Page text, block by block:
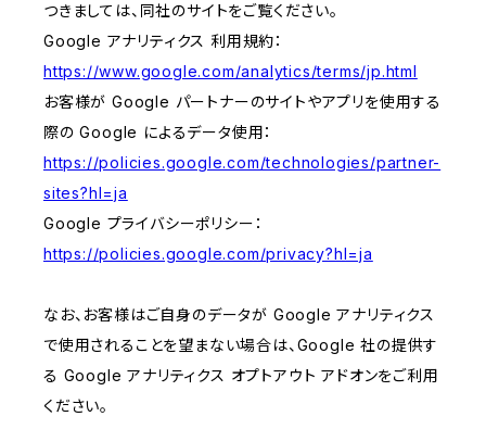
つきましては、同社のサイトをご覧ください。
Google アナリティクス 利用規約：
https://www.google.com/analytics/terms/jp.html
お客様が Google パートナーのサイトやアプリを使用する
際の Google によるデータ使用：
https://policies.google.com/technologies/partner-
sites?hl=ja
Google プライバシーポリシー：
https://policies.google.com/privacy?hl=ja
なお、お客様はご自身のデータが Google アナリティクス
で使用されることを望まない場合は、Google 社の提供す
る Google アナリティクス オプトアウト アドオンをご利用
ください。